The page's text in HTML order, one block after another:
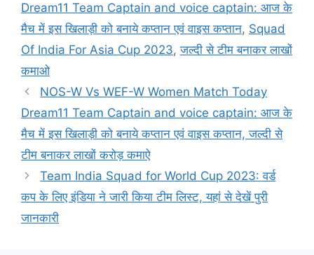
Dream11 Team Captain and voice captain: आज के
मैच में इस खिलाड़ी को बनाये कप्तान एवं वाइस कप्तान, Squad
Of India For Asia Cup 2023,जल्दी से टीम बनाकर लाखों
कमाओ
NOS-W Vs WEF-W Women Match Today
Dream11 Team Captain and voice captain: आज के
मैच में इस खिलाड़ी को बनाये कप्तान एवं वाइस कप्तान, जल्दी से
टीम बनाकर लाखों करोड़ कमाऐ
Team India Squad for World Cup 2023: वर्ड
कप के लिए इंडिया ने जारी किया टीम लिस्ट, यहां से देखें पुरी
जानकारी